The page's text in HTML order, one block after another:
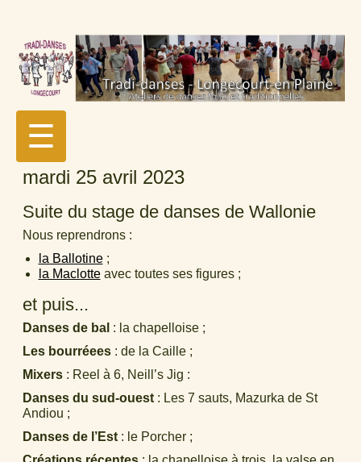
☰
mardi 25 avril 2023
Suite du stage de danses de Wallonie
Nous reprendrons :
la Ballotine;
la Maclotteavec toutes ses figures ;
et puis...
Danses de bal : la chapelloise ;
Les bourréees: de la Caille ;
Mixers: Reel à 6, Neill’s Jig :
Danses du sud-ouest: Les 7 sauts, Mazurka de St
Andiou ;
Danses de l’Est: le Porcher ;